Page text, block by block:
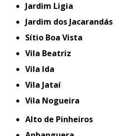
Jardim Ligia
Jardim dos Jacarandás
Sítio Boa Vista
Vila Beatriz
Vila Ida
Vila Jataí
Vila Nogueira
Alto de Pinheiros